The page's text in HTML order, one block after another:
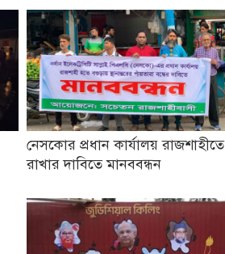
নেসকোর প্রধান কার্যালয় রাজশাহীতে
রাখার দাবিতে মানববন্ধন